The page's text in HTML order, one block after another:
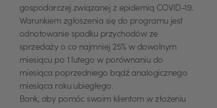
gospodarczej związanej z epidemią COVID-19.
Warunkiem zgłoszenia się do programu jest
odnotowanie spadku przychodów ze
sprzedaży o co najmniej 25% w dowolnym
miesiącu po 1 lutego w porównaniu do
miesiąca poprzedniego bądź analogicznego
miesiąca roku ubiegłego.
Bank, aby pomóc swoim klientom w złożeniu